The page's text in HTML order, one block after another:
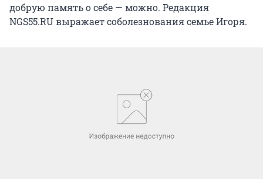
добрую память о себе — можно. Редакция
NGS55.RU выражает соболезнования семье Игоря.